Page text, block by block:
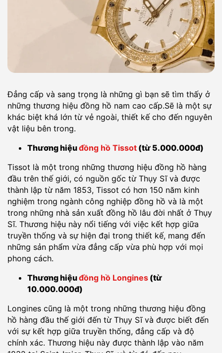
Đẳng cấp và sang trọng là những gì bạn sẽ tìm thấy ở
những thương hiệu đồng hồ nam cao cấp.Sẽ là một sự
khác biệt khá lớn từ vẻ ngoài, thiết kế cho đến nguyên
vật liệu bên trong.
Thương hiệuđồng hồ Tissot (từ 5.000.000đ)
Tissot là một trong những thương hiệu đồng hồ hàng
đầu trên thế giới, có nguồn gốc từ Thụy Sĩ và được
thành lập từ năm 1853, Tissot có hơn 150 năm kinh
nghiệm trong ngành công nghiệp đồng hồ và là một
trong những nhà sản xuất đồng hồ lâu đời nhất ở Thụy
Sĩ. Thương hiệu này nổi tiếng với việc kết hợp giữa
truyền thống và sự hiện đại trong thiết kế, mang đến
những sản phẩm vừa đẳng cấp vừa phù hợp với mọi
phong cách.
Thương hiệuđồng hồ Longines (từ
10.000.000đ)
Longines cũng là một trong những thương hiệu đồng
hồ hàng đầu thế giới đến từ Thụy Sĩ và được biết đến
với sự kết hợp giữa truyền thống, đẳng cấp và độ
chính xác. Thương hiệu này được thành lập vào năm